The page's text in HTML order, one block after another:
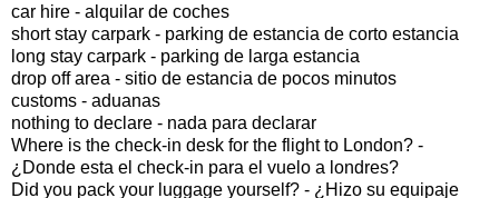
car hire - alquilar de coches
short stay carpark - parking de estancia de corto estancia
long stay carpark - parking de larga estancia
drop off area - sitio de estancia de pocos minutos
customs - aduanas
nothing to declare - nada para declarar
Where is the check-in desk for the flight to London? -
¿Donde esta el check-in para el vuelo a londres?
Did you pack your luggage yourself? - ¿Hizo su equipaje